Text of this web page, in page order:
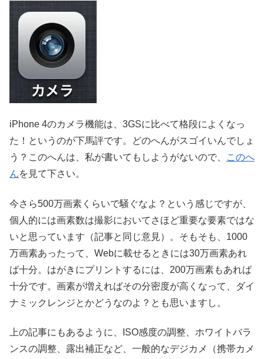
iPhone 4のカメラ機能は、3GSに比べて格段によくなっ
た！というのが下馬評です。どのへんがスゴイいんでしょ
う？このへんは、私が書いてもしようがないので、
このへ
んを見て下さい。
今さら500万画素くらいで騒ぐなよ？という感じですが、
個人的には画素数は撮影においてさほど重要な要素ではな
いと思っています（記事と同じ意見）。そもそも、1000
万画素あったって、Webに載せるときには30万画素あれ
ば十分。はがきにプリントするには、200万画素もあれば
十分です。画素が増えればその分密度が高くなって、ダイ
ナミックレンジとかどうなのよ？とも思いますし。
上の記事にもあるように、ISO感度の調整、ホワイトバラ
ンスの調整、露出補正など、一般的なデジカメ（携帯カメ